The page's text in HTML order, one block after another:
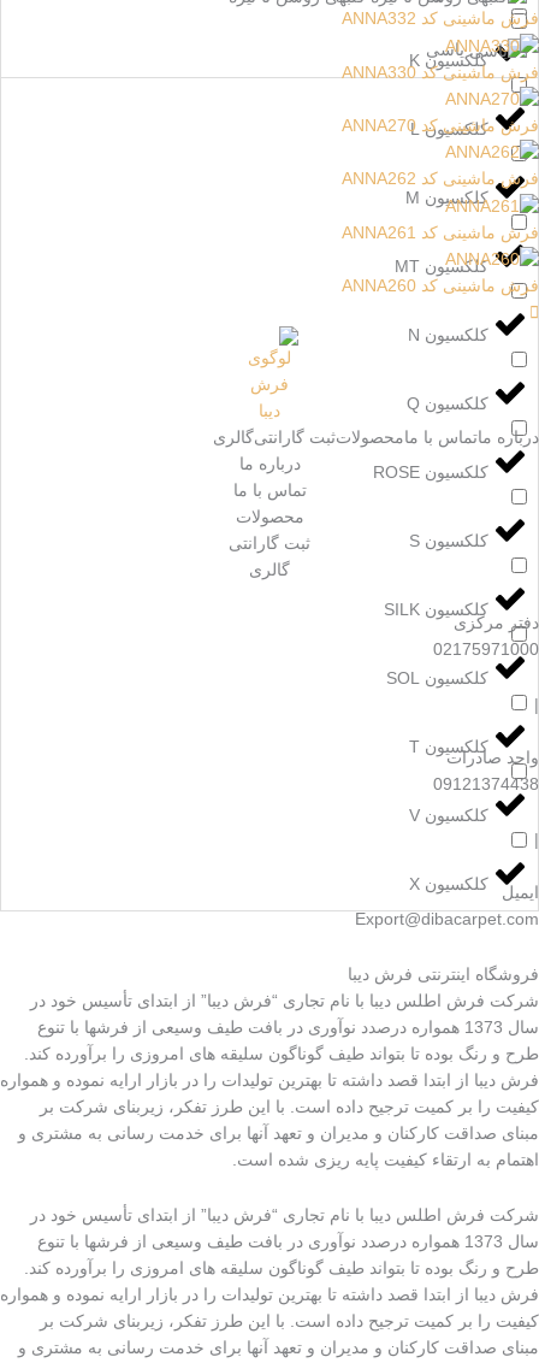
کلکسیون K
کلکسیون L
کلکسیون M
کلکسیون MT
کلکسیون N
کلکسیون Q
کلکسیون ROSE
کلکسیون S
کلکسیون SILK
کلکسیون SOL
کلکسیون T
کلکسیون V
کلکسیون X
یاسی
فرش ماشینی کد ANNA332
فرش ماشینی کد ANNA330
فرش ماشینی کد ANNA270
فرش ماشینی کد ANNA262
فرش ماشینی کد ANNA261
فرش ماشینی کد ANNA260
درباره ماتماس با مامحصولاتثبت گارانتیگالری
درباره ما
تماس با ما
محصولات
ثبت گارانتی
گالری
دفتر مرکزی
02175971000
واحد صادرات
09121374438​
ایمیل
Export@dibacarpet.com
فروشگاه اینترنتی فرش دیبا
شرکت فرش اطلس دیبا با نام تجاری “فرش دیبا” از ابتدای تأسیس خود در
سال 1373 همواره درصدد نوآوری در بافت طیف وسیعی از فرشها با تنوع
طرح و رنگ بوده تا بتواند طیف گوناگون سلیقه های امروزی را برآورده کند.
فرش دیبا از ابتدا قصد داشته تا بهترین تولیدات را در بازار ارایه نموده و همواره
کیفیت را بر کمیت ترجیح داده است. با این طرز تفکر، زیربنای شرکت بر
مبنای صداقت کارکنان و مدیران و تعهد آنها برای خدمت رسانی به مشتری و
اهتمام به ارتقاء کیفیت پایه ریزی شده است.
شرکت فرش اطلس دیبا با نام تجاری “فرش دیبا” از ابتدای تأسیس خود در
سال 1373 همواره درصدد نوآوری در بافت طیف وسیعی از فرشها با تنوع
طرح و رنگ بوده تا بتواند طیف گوناگون سلیقه های امروزی را برآورده کند.
فرش دیبا از ابتدا قصد داشته تا بهترین تولیدات را در بازار ارایه نموده و همواره
کیفیت را بر کمیت ترجیح داده است. با این طرز تفکر، زیربنای شرکت بر
مبنای صداقت کارکنان و مدیران و تعهد آنها برای خدمت رسانی به مشتری و